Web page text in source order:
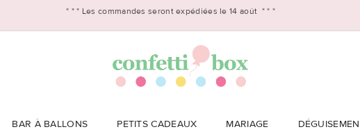
* * * Les commandes seront expédiées le 14 août * * *
BAR À BALLONS PETITS CADEAUX MARIAGE